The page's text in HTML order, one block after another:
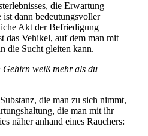
die Erwartung
dann bedeutungsvoller
Akt der Befriedigung
das Vehikel, auf dem man mit
die Sucht gleiten kann.
weiß mehr als du
die man zu sich nimmt,
die man mit ihr
näher anhand eines Rauchers: